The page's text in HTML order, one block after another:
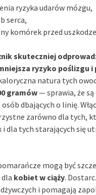
ryzyka udarów mózgu,
serca,
komórek przed
skuteczniej
ryzyko poślizgu
natura tych
gramów— sprawia, że są
dbających o linię.
zarówno dla tych,
i dla tych starających się
mogą być
kobiet w ciąży.
i pomagają